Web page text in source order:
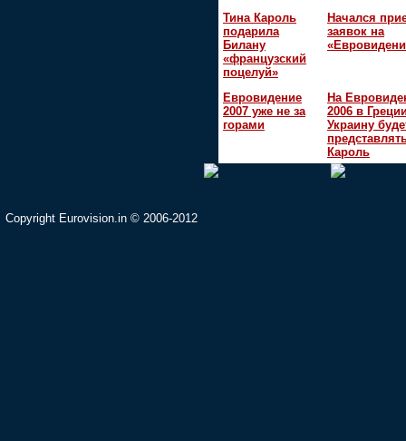
Тина Кароль
подарила
Билану
«французский
поцелуй»
Начался
заявок на
Евровидение
2007 уже не за
горами
На
2006 в
Украину
Кароль
Copyright Eurovision.in © 2006-2012